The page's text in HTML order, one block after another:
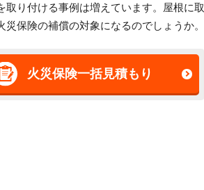
り付ける事例は増えています。屋根に取
保険の補償の対象になるのでしょうか。
火災保険一括見積もり